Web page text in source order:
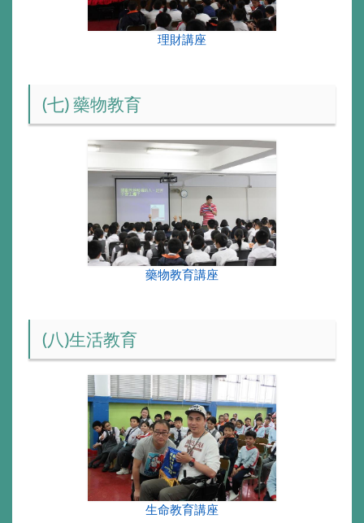
理財講座
(七) 藥物教育
藥物教育講座
(八)生活教育
生命教育講座